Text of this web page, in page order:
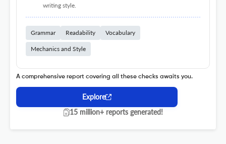
writing style.
Grammar Readability Vocabulary
Mechanics and Style
A comprehensive report covering all these checks awaits you.
Explore
15 million+ reports generated!